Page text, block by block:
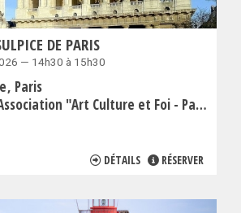
DE PARIS
— 14h30 à 15h30
Paris
"Art Culture et Foi - Paris"
DÉTAILS RÉSERVER